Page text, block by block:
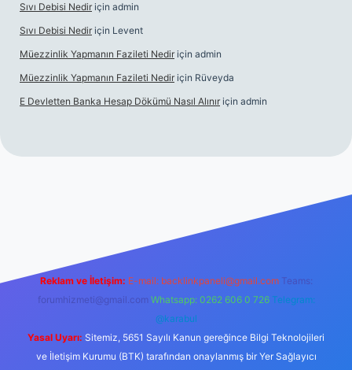
Sıvı Debisi Nedir için admin
Sıvı Debisi Nedir için Levent
Müezzinlik Yapmanın Fazileti Nedir için admin
Müezzinlik Yapmanın Fazileti Nedir için Rüveyda
E Devletten Banka Hesap Dökümü Nasıl Alınır için admin
Reklam ve İletişim: E-mail: backlinkpaneli@gmail.com Teams:
forumhizmeti@gmail.com Whatsapp: 0262 606 0 726 Telegram:
@karabul
Yasal Uyarı: Sitemiz, 5651 Sayılı Kanun gereğince Bilgi Teknolojileri
ve İletişim Kurumu (BTK) tarafından onaylanmış bir Yer Sağlayıcı